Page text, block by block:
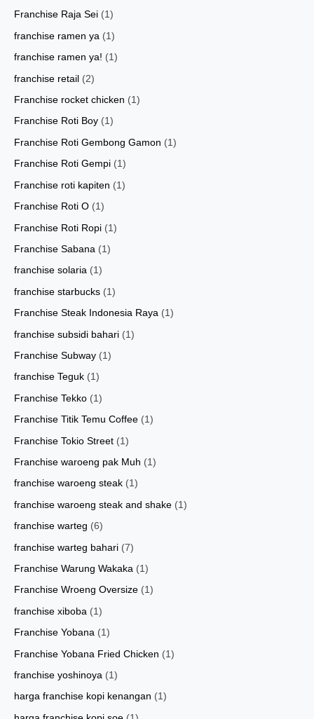
Franchise Raja Sei (1)
franchise ramen ya (1)
franchise ramen ya! (1)
franchise retail (2)
Franchise rocket chicken (1)
Franchise Roti Boy (1)
Franchise Roti Gembong Gamon (1)
Franchise Roti Gempi (1)
Franchise roti kapiten (1)
Franchise Roti O (1)
Franchise Roti Ropi (1)
Franchise Sabana (1)
franchise solaria (1)
franchise starbucks (1)
Franchise Steak Indonesia Raya (1)
franchise subsidi bahari (1)
Franchise Subway (1)
franchise Teguk (1)
Franchise Tekko (1)
Franchise Titik Temu Coffee (1)
Franchise Tokio Street (1)
Franchise waroeng pak Muh (1)
franchise waroeng steak (1)
franchise waroeng steak and shake (1)
franchise warteg (6)
franchise warteg bahari (7)
Franchise Warung Wakaka (1)
Franchise Wroeng Oversize (1)
franchise xiboba (1)
Franchise Yobana (1)
Franchise Yobana Fried Chicken (1)
franchise yoshinoya (1)
harga franchise kopi kenangan (1)